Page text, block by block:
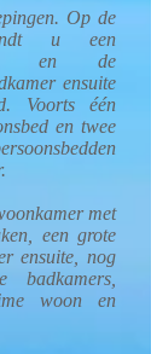
Op de
u een
en de
ensuite
Voorts één
en twee
met
een grote
ensuite, nog
badkamers,
woon en